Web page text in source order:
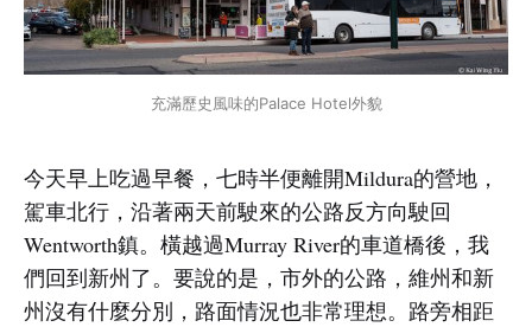
充滿歷史風味的Palace Hotel外貌
今天早上吃過早餐，七時半便離開Mildura的營地，
駕車北行，沿著兩天前駛來的公路反方向駛回
Wentworth鎮。橫越過Murray River的車道橋後，我
們回到新州了。要說的是，市外的公路，維州和新
州沒有什麼分別，路面情況也非常理想。路旁相距